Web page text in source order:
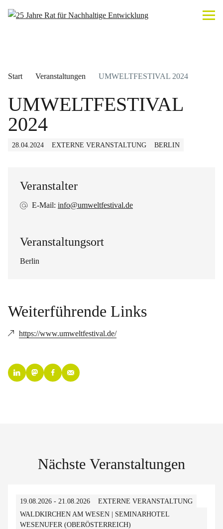
Start Veranstaltungen UMWELTFESTIVAL 2024
UMWELTFESTIVAL
2024
28.04.2024 EXTERNE VERANSTALTUNG BERLIN
Veranstalter
E-Mail: info@umweltfestival.de
Veranstaltungsort
Berlin
Weiterführende Links
https://www.umweltfestival.de/
Nächste Veranstaltungen
19.08.2026 - 21.08.2026
EXTERNE VERANSTALTUNG
WALDKIRCHEN AM WESEN | SEMINARHOTEL
WESENUFER (OBERÖSTERREICH)